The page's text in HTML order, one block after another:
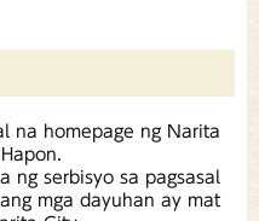
na homepage ng Narita
ng serbisyo sa pagsasal
mga dayuhan ay mat